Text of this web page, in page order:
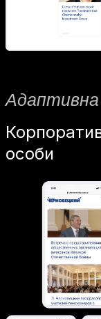
Адаптивна
особи